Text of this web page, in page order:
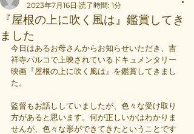
『屋根の上に吹く風は』鑑賞してき
ました
2023年7月16日 読了時間: 1分
今日はあるお母さんからお知らせいただき、吉
祥寺パルコで上映されているドキュメンタリー
映画『屋根の上に吹く風は』を鑑賞してきまし
た。
監督もお話ししていましたが、色々な受け取り
方があると思います。何が正しいかはわかりま
せんが、色々な形ができてきたということです